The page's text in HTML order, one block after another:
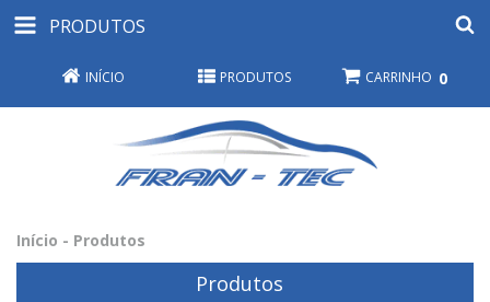
PRODUTOS
INÍCIO PRODUTOS CARRINHO 0
Início - Produtos
Produtos